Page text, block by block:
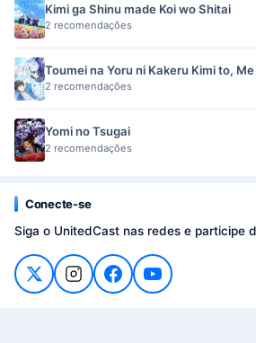
Kimi ga Shinu made Koi wo Shitai
2 recomendações
Toumei na Yoru ni Kakeru Kimi to,
2 recomendações
Yomi no Tsugai
2 recomendações
Conecte-se
Siga o UnitedCast nas redes e participe